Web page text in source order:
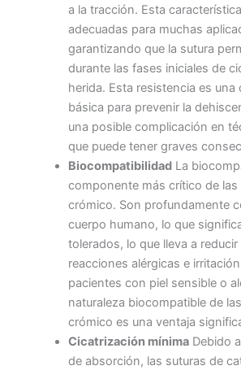
Nombre*
a la tracción. Esta
adecuadas para muchas
garantizando que la sutura
durante las fases iniciales de
herida. Esta resistencia es una
básica para prevenir la
una posible complicación en
que puede tener graves
BiocompatibilidadLa
componente más crítico de
crómico. Son profundamente
cuerpo humano, lo que
tolerados, lo que lleva a
reacciones alérgicas e
pacientes con piel sensible o
naturaleza biocompatible de
crómico es una ventaja
Cicatrización mínimaDebido
de absorción, las suturas de